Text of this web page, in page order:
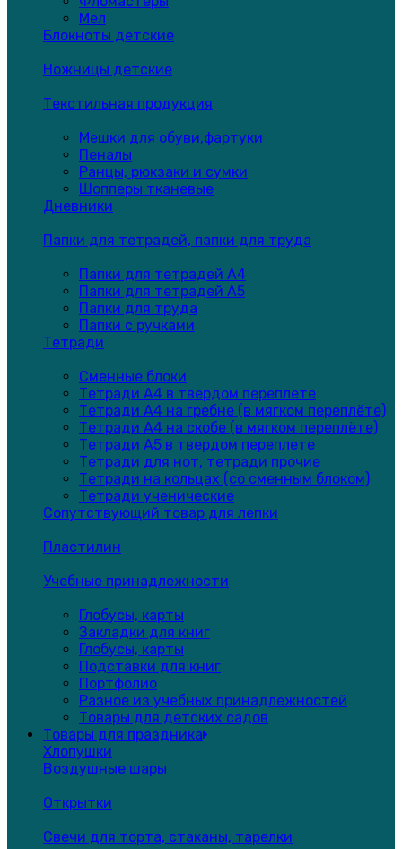
Мел
Блокноты детские
Ножницы детские
Текстильная продукция
Мешки для обуви,фартуки
Пеналы
Ранцы, рюкзаки и сумки
Шопперы тканевые
Дневники
Папки для тетрадей, папки для труда
Папки для тетрадей А4
Папки для тетрадей А5
Папки для труда
Папки с ручками
Тетради
Сменные блоки
Тетради А4 в твердом переплете
Тетради А4 на гребне (в мягком переплёте)
Тетради А4 на скобе (в мягком переплёте)
Тетради А5 в твердом переплете
Тетради для нот, тетради прочие
Тетради на кольцах (со сменным блоком)
Тетради ученические
Сопутствующий товар для лепки
Пластилин
Учебные принадлежности
Глобусы, карты
Закладки для книг
Глобусы, карты
Подставки для книг
Портфолио
Разное из учебных принадлежностей
Товары для детских садов
Товары для праздника
Хлопушки
Воздушные шары
Открытки
Свечи для торта, стаканы, тарелки